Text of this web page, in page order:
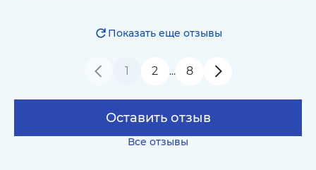
Все отзывы
Оставить отзыв
Показать еще отзывы
1 2 … 8